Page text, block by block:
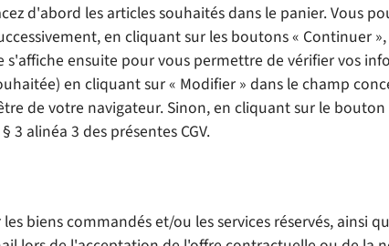
d'abord les articles souhaités dans le panier.
en cliquant sur les boutons « Continuer
ensuite pour vous permettre de vérifier vos
en cliquant sur « Modifier » dans le champ
de votre navigateur. Sinon, en cliquant sur le
alinéa 3 des présentes CGV.
biens commandés et/ou les services réservés, ainsi